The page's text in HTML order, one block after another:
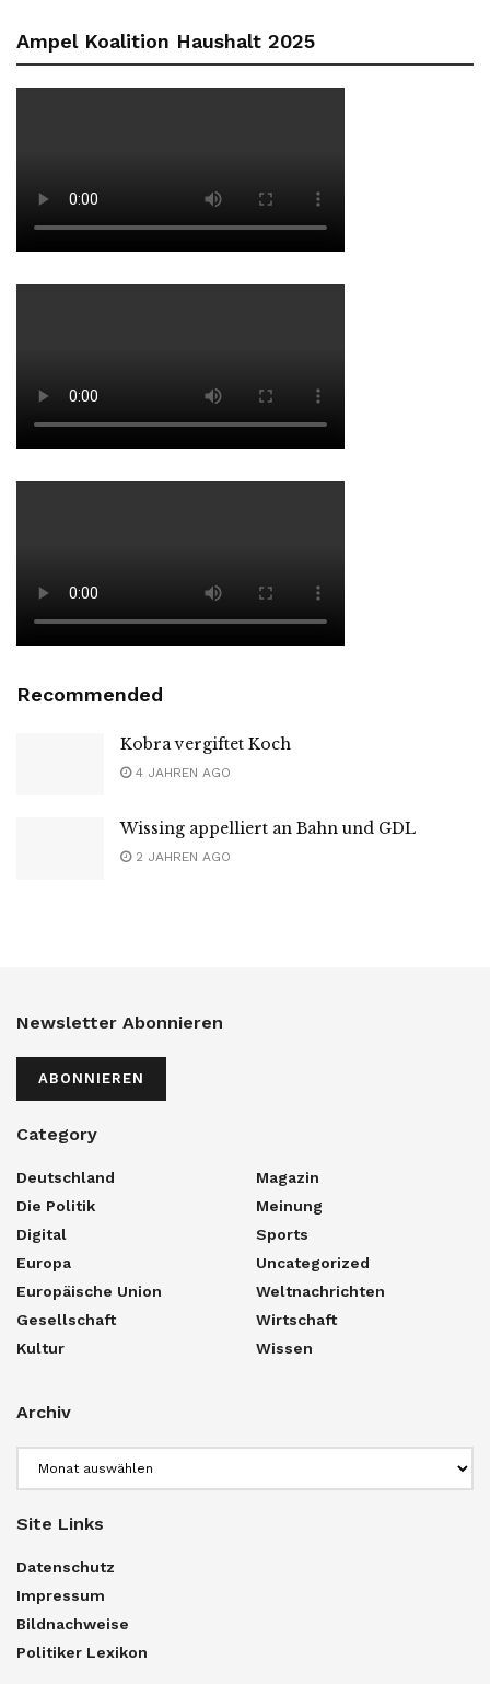
Ampel Koalition Haushalt 2025
Recommended
Kobra vergiftet Koch
4 JAHREN AGO
Wissing appelliert an Bahn und GDL
2 JAHREN AGO
Newsletter Abonnieren
ABONNIEREN
Category
Deutschland
Die Politik
Digital
Europa
Europäische Union
Gesellschaft
Kultur
Magazin
Meinung
Sports
Uncategorized
Weltnachrichten
Wirtschaft
Wissen
Archiv
Site Links
Datenschutz
Impressum
Bildnachweise
Politiker Lexikon